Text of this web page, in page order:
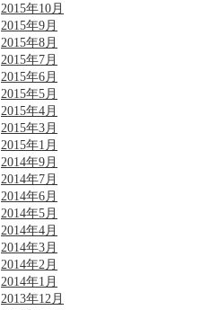
2015年10月
2015年9月
2015年8月
2015年7月
2015年6月
2015年5月
2015年4月
2015年3月
2015年1月
2014年9月
2014年7月
2014年6月
2014年5月
2014年4月
2014年3月
2014年2月
2014年1月
2013年12月